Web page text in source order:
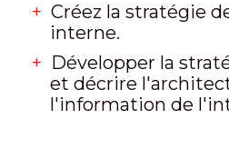
Créez la stratégie
interne.
Développer la
et décrire
l'information de